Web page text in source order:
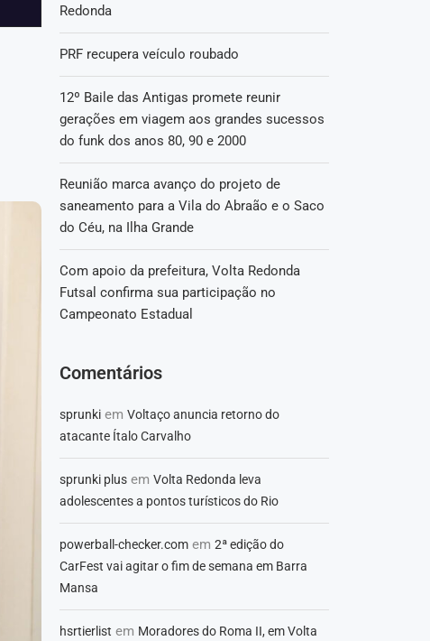
Redonda
PRF recupera veículo roubado
12º Baile das Antigas promete reunir
gerações em viagem aos grandes sucessos
do funk dos anos 80, 90 e 2000
Reunião marca avanço do projeto de
saneamento para a Vila do Abraão e o Saco
do Céu, na Ilha Grande
Com apoio da prefeitura, Volta Redonda
Futsal confirma sua participação no
Campeonato Estadual
Comentários
sprunkiem Voltaço anuncia retorno do
atacante Ítalo Carvalho
sprunki plusem Volta Redonda leva
adolescentes a pontos turísticos do Rio
powerball-checker.comem 2ª edição do
CarFest vai agitar o fim de semana em Barra
Mansa
hsrtierlist em Moradores do Roma II, em Volta